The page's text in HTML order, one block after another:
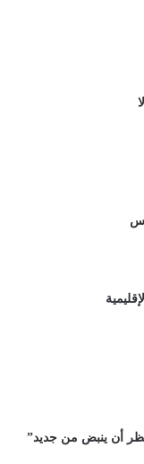
أن ينبض من جديد”